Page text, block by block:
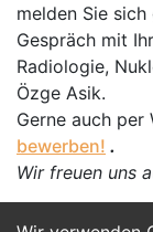
melden Sie
Gespräch mit
Radiologie,
Özge Asik.
Gerne auch per
bewerben! .
Wir freuen uns